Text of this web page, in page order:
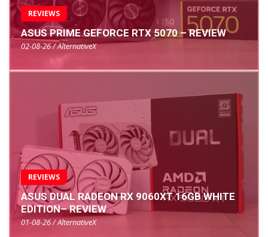
REVIEWS
ASUS PRIME GEFORCE RTX 5070 – REVIEW
02-08-26 / AlternativeX
REVIEWS
ASUS DUAL RADEON RX 9060XT 16GB WHITE
EDITION– REVIEW
01-08-26 / AlternativeX